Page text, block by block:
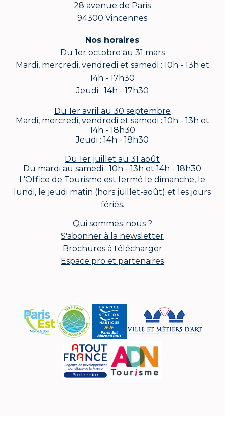
28 avenue de Paris
94300 Vincennes
Nos horaires
Du 1er octobre au 31 mars
Mardi, mercredi, vendredi et samedi : 10h - 13h et
14h - 17h30
Jeudi : 14h - 17h30
Du 1er avril au 30 septembre
Mardi, mercredi, vendredi et samedi : 10h - 13h et
14h - 18h30
Jeudi : 14h - 18h30
Du 1er juillet au 31 août
Du mardi au samedi : 10h - 13h et 14h - 18h30
L'Office de Tourisme est fermé le dimanche, le
lundi, le jeudi matin (hors juillet-août) et les jours
fériés.
Qui sommes-nous ?
S'abonner à la newsletter
Brochures à télécharger
Espace pro et partenaires